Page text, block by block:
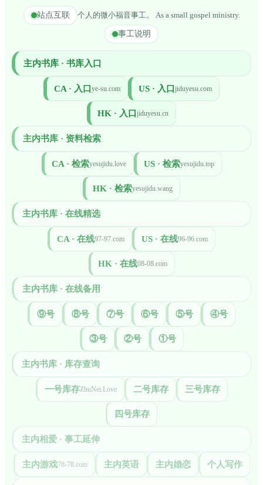
站点互联 个人的微小福音事工。 As a small gospel ministry.
事工说明
主内书库 · 书库入口
CA · 入口 ye-su.com US · 入口 jiduyesu.com
HK · 入口 jiduyesu.cn
主内书库 · 资料检索
CA · 检索yesujidu.love US · 检索yesujidu.top
HK · 检索yesujidu.wang
主内书库 · 在线精选
CA · 在线97-97.com US · 在线96-96.com
HK · 在线08-08.com
主内书库 · 在线备用
⑨号 ⑧号 ⑦号 ⑥号 ⑤号 ④号
③号 ②号 ①号
主内书库 · 库存查询
一号库存ZhuNei.Love 二号库存 三号库存
四号库存
主内相爱 · 事工延伸
主内游戏78-78.com 主内英语 主内婚恋 个人写作